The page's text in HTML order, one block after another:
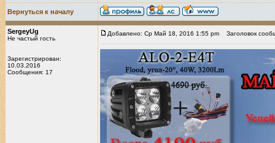
Вернуться к началу
SergeyUg
Не частый гость
Зарегистрирован:
10.03.2016
Сообщения: 17
Добавлено: Ср Май 18, 2016 1:55 pm Заголовок